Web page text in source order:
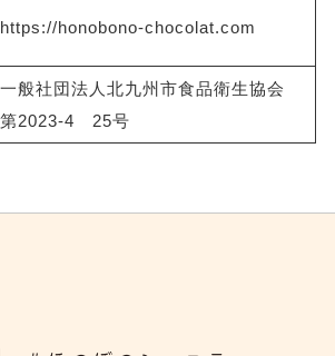
https://honobono-chocolat.com
一般社団法人北九州市食品衛生協会
第2023‐4 25号